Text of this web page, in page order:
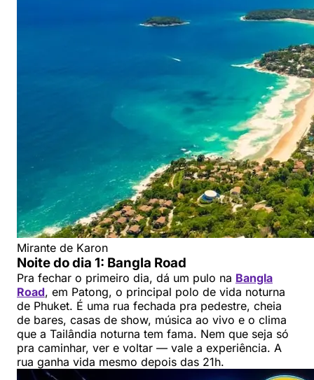
Mirante de Karon
Noite do dia 1: Bangla Road
Pra fechar o primeiro dia, dá um pulo na Bangla
Road, em Patong, o principal polo de vida noturna
de Phuket. É uma rua fechada pra pedestre, cheia
de bares, casas de show, música ao vivo e o clima
que a Tailândia noturna tem fama. Nem que seja só
pra caminhar, ver e voltar — vale a experiência. A
rua ganha vida mesmo depois das 21h.